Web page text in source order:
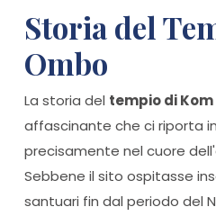
Storia del
Ombo
La storia del tempio di
affascinante che ci riporta
precisamente nel cuore
Sebbene il sito ospitasse
santuari fin dal periodo del